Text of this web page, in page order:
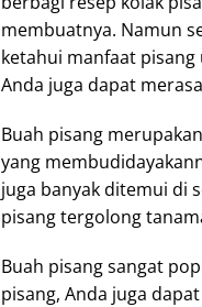
membuatnya. Namun
ketahui manfaat pisang
Anda juga dapat
Buah pisang
yang
juga banyak ditemui di
pisang tergolong
Buah pisang sangat
pisang, Anda juga